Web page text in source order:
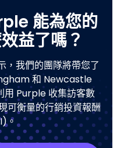
能為您的
益了嗎？
，我們的團隊將帶您了
和 Newcastle
Purple 收集訪客數
可衡量的行銷投資報酬
。